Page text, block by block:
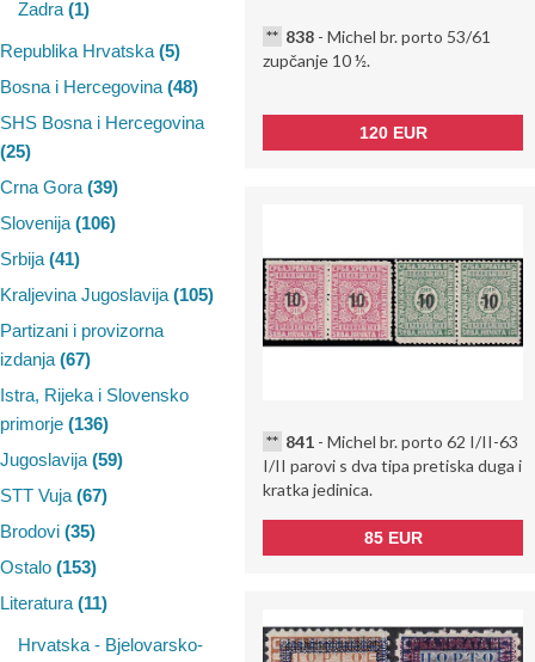
Zadra (1)
Republika Hrvatska (5)
Bosna i Hercegovina (48)
SHS Bosna i Hercegovina
(25)
Crna Gora (39)
Slovenija (106)
Srbija (41)
Kraljevina Jugoslavija (105)
Partizani i provizorna
izdanja (67)
Istra, Rijeka i Slovensko
primorje (136)
Jugoslavija (59)
STT Vuja (67)
Brodovi (35)
Ostalo (153)
Literatura (11)
Hrvatska - Bjelovarsko-
** 838 - Michel br. porto 53/61
zupčanje 10 ½.
120 EUR
** 841 - Michel br. porto 62 I/II-63
I/II parovi s dva tipa pretiska duga i
kratka jedinica.
85 EUR